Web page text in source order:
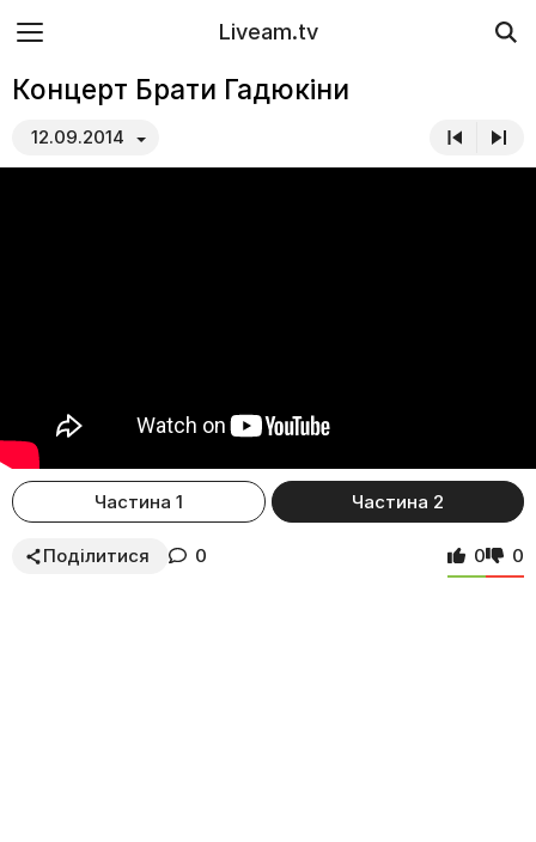
Liveam.tv
Концерт Брати Гадюкіни
12.09.2014
Частина 1 Частина 2
Поділитися 0 0 0